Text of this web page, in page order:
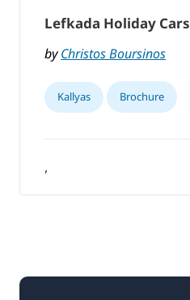
Lefkada Holiday Cars
byChristos Boursinos
Kallyas Brochure
,